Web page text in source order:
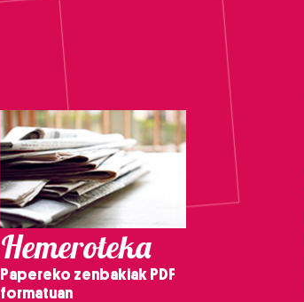
Hemeroteka
Papereko zenbakiak PDF
formatuan